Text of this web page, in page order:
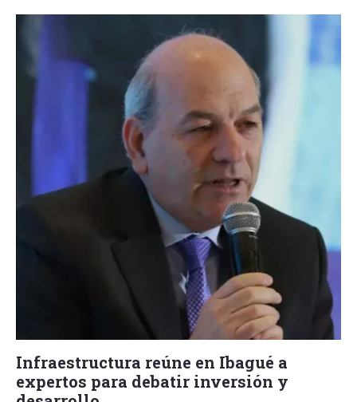
Infraestructura reúne en Ibagué a
expertos para debatir inversión y